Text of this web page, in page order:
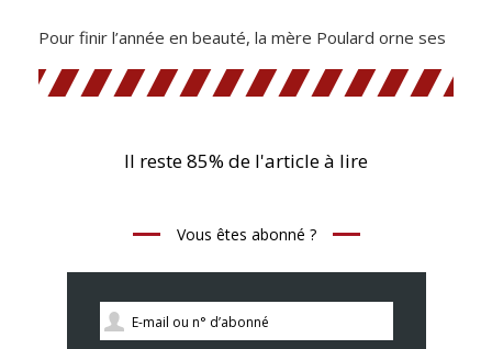
Pour finir l’année en beauté, la mère Poulard orne ses
Il reste 85% de l'article à lire
Vous êtes abonné ?